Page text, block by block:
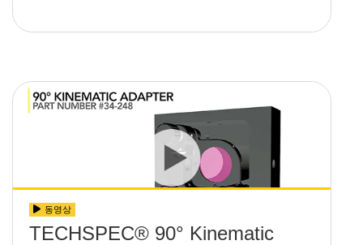
동영상
TECHSPEC® 90° Kinematic